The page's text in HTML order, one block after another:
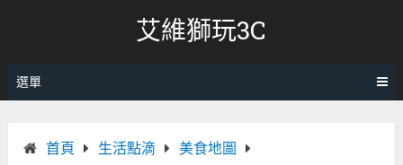
艾維獅玩3C
選單
首頁 生活點滴
美食地圖